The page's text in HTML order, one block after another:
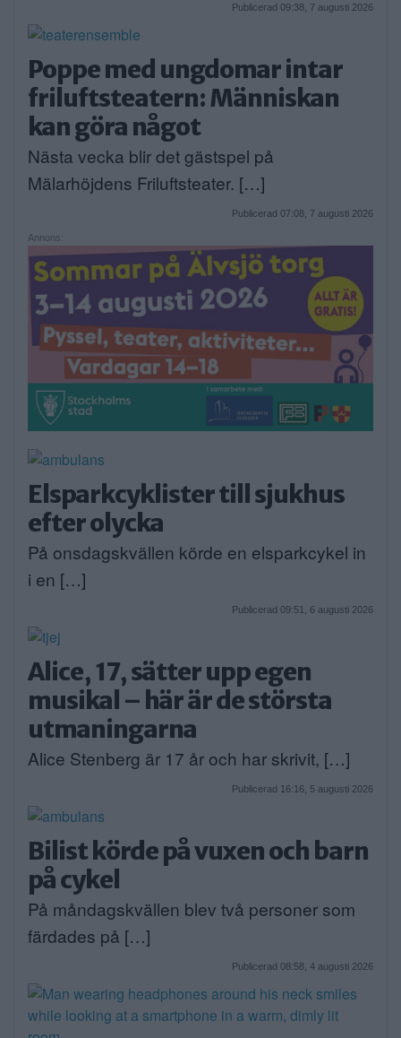
Publicerad 09:38, 7 augusti 2026
Poppe med ungdomar intar
friluftsteatern: Människan
kan göra något
Nästa vecka blir det gästspel på
Mälarhöjdens Friluftsteater. […]
Publicerad 07:08, 7 augusti 2026
Annons:
Elsparkcyklister till sjukhus
efter olycka
På onsdagskvällen körde en elsparkcykel in
i en […]
Publicerad 09:51, 6 augusti 2026
Alice, 17, sätter upp egen
musikal – här är de största
utmaningarna
Alice Stenberg är 17 år och har skrivit, […]
Publicerad 16:16, 5 augusti 2026
Bilist körde på vuxen och barn
på cykel
På måndagskvällen blev två personer som
färdades på […]
Publicerad 08:58, 4 augusti 2026